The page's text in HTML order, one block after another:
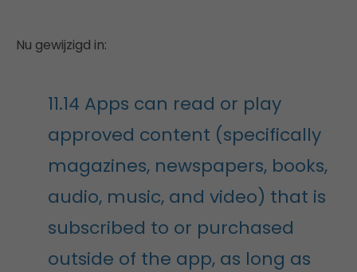
Nu gewijzigd in:
11.14 Apps can read or play
approved content (specifically
magazines, newspapers, books,
audio, music, and video) that is
subscribed to or purchased
outside of the app, as long as